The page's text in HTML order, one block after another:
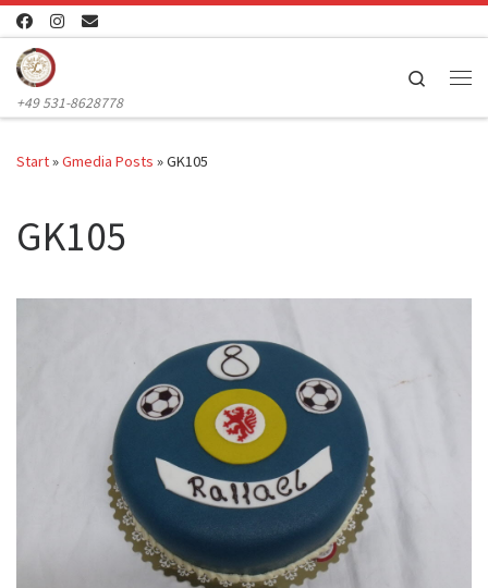
Zum Inhalt springen
+49 531-8628778
Search
Start»Gmedia Posts »GK105
GK105